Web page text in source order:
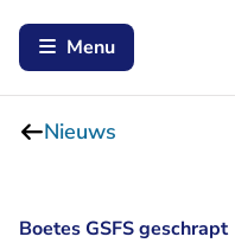
Menu
Nieuws
Boetes GSFS geschrapt